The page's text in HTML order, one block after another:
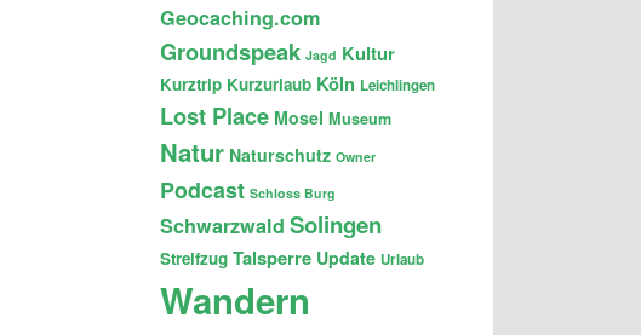
Geocaching.com
Groundspeak Jagd Kultur
Kurztrip Kurzurlaub Köln Leichlingen
Lost Place Mosel Museum
Natur Naturschutz Owner
Podcast Schloss Burg
Schwarzwald Solingen
Streifzug Talsperre Update Urlaub
Wandern